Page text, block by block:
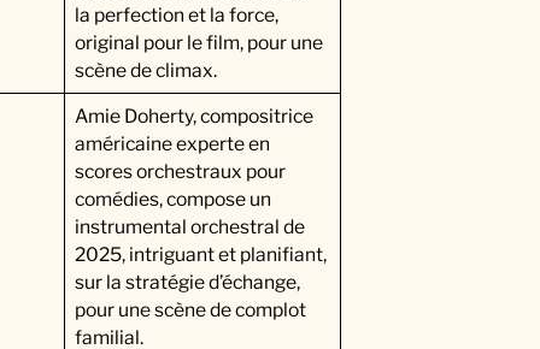
la perfection et la force,
original pour le film, pour une
scène de climax.
Amie Doherty, compositrice
américaine experte en
scores orchestraux pour
comédies, compose un
instrumental orchestral de
2025, intriguant et planifiant,
sur la stratégie d’échange,
pour une scène de complot
familial.